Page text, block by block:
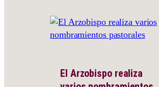
El Arzobispo realiza